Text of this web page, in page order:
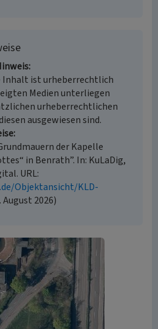
Inhalt ist urheberrechtlich
Medien unterliegen
urheberrechtlichen
ausgewiesen sind.
der Kapelle
in Benrath”. In: KuLaDig,
URL:
Objektansicht/KLD-
2026)